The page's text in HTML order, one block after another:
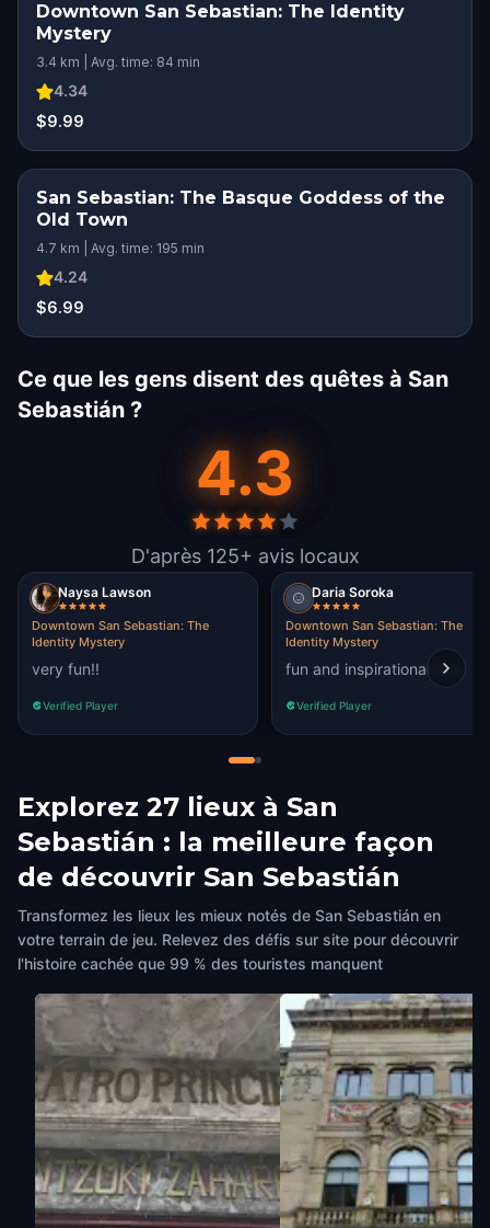
Downtown San Sebastian: The Identity
Mystery
3.4 km | Avg. time: 84 min
4.34
$9.99
San Sebastian: The Basque Goddess of the
Old Town
4.7 km | Avg. time: 195 min
4.24
$6.99
Ce que les gens disent des quêtes à San
Sebastián ?
4.3
D'après 125+ avis locaux
Naysa Lawson
Downtown San Sebastian: The
Identity Mystery
very fun!!
Verified Player
Daria Soroka
Downtown San Sebastian: The
Identity Mystery
fun and inspirational tour
Verified Player
Explorez 27 lieux à San
Sebastián : la meilleure façon
de découvrir San Sebastián
Transformez les lieux les mieux notés de San Sebastián en
votre terrain de jeu. Relevez des défis sur site pour découvrir
l'histoire cachée que 99 % des touristes manquent